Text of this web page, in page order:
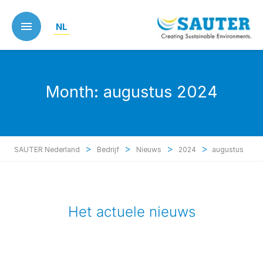
main
content
NL
Month: augustus 2024
SAUTER Nederland > Bedrijf > Nieuws > 2024 > augustus
Het actuele nieuws